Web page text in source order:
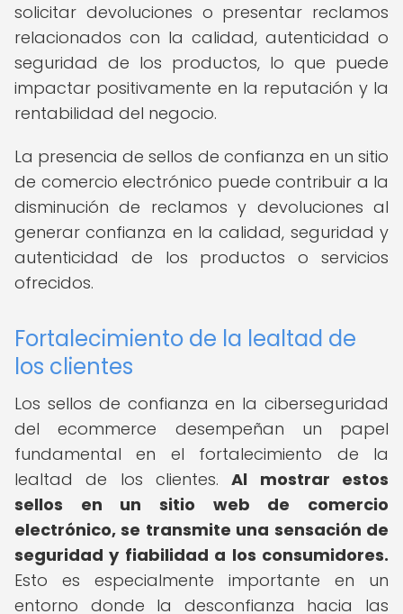
solicitar devoluciones o presentar reclamos
relacionados con la calidad, autenticidad o
seguridad de los productos, lo que puede
impactar positivamente en la reputación y la
rentabilidad del negocio.
La presencia de sellos de confianza en un sitio
de comercio electrónico puede contribuir a la
disminución de reclamos y devoluciones al
generar confianza en la calidad, seguridad y
autenticidad de los productos o servicios
ofrecidos.
Fortalecimiento de la lealtad de
los clientes
Los sellos de confianza en la ciberseguridad
del ecommerce desempeñan un papel
fundamental en el fortalecimiento de la
lealtad de los clientes.Al mostrar estos
sellos en un sitio web de comercio
electrónico, se transmite una sensación de
seguridad y fiabilidad a los consumidores.
Esto es especialmente importante en un
entorno donde la desconfianza hacia las